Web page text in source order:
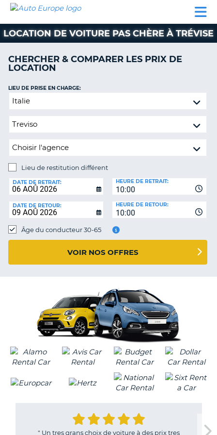
LOCATION
VOITURE
CAMPING-
CAR
CLIENT
AUTO
EUROPE
LOCATION
VOITURE
CAMPING-
CAR
PARTENAIRES
SUPPORT
CLIENT
COMPTE
MA
LOCATION DE VOITURE PAS CHÈRE À TRÉVISE
CHERCHER & COMPARER LES PRIX DE
LOCATION
Lieu
restitution
LIEU DE PRISE EN CHARGE:
Lieu de restitution différent
DE
RESTITUTION:
DATE DE RETRAIT:
10:00
HEURE DE RETRAIT:
DATE DE RETOUR:
10:00
HEURE DE RETOUR:
Âge du conducteur 30-65
VOIR NOS OFFRES
" Un tres grans choix de voiture à des prix tres